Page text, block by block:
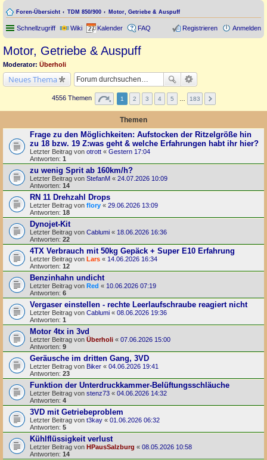
Foren-Übersicht TDM 850/900 Motor, Getriebe & Auspuff
Schnellzugriff Wiki Kalender FAQ Anmelden
Registrieren
Motor, Getriebe & Auspuff
Moderator: Überholi
Neues Thema
4556 Themen 1 2 3 4 5 183
Themen
Frage zu den Möglichkeiten: Aufstocken der Ritzelgröße hin
zu 18 bzw. 19 Z:was geht & welche Erfahrungen habt ihr hier?
Letzter Beitrag von otrott « Gestern 17:04
Antworten: 1
zu wenig Sprit ab 160km/h?
Letzter Beitrag von StefanM « 24.07.2026 10:09
Antworten: 14
RN 11 Drehzahl Drops
Letzter Beitrag von flory « 29.06.2026 13:09
Antworten: 18
Dynojet-Kit
Letzter Beitrag von Cablumi « 18.06.2026 16:36
Antworten: 22
4TX Verbrauch mit 50kg Gepäck + Super E10 Erfahrung
Letzter Beitrag von Lars « 14.06.2026 16:34
Antworten: 12
Benzinhahn undicht
Letzter Beitrag von Red « 10.06.2026 07:19
Antworten: 6
Vergaser einstellen - rechte Leerlaufschraube reagiert nicht
Letzter Beitrag von Cablumi « 08.06.2026 19:36
Antworten: 1
Motor 4tx in 3vd
Letzter Beitrag von Überholi « 07.06.2026 15:00
Antworten: 9
Geräusche im dritten Gang, 3VD
Letzter Beitrag von Biker « 04.06.2026 19:41
Antworten: 23
Funktion der Unterdruckkammer-Belüftungsschläuche
Letzter Beitrag von stenz73 « 04.06.2026 14:32
Antworten: 4
3VD mit Getriebeproblem
Letzter Beitrag von t3kay « 01.06.2026 06:32
Antworten: 5
Kühlflüssigkeit verlust
Letzter Beitrag von HPausSalzburg « 08.05.2026 10:58
Antworten: 14